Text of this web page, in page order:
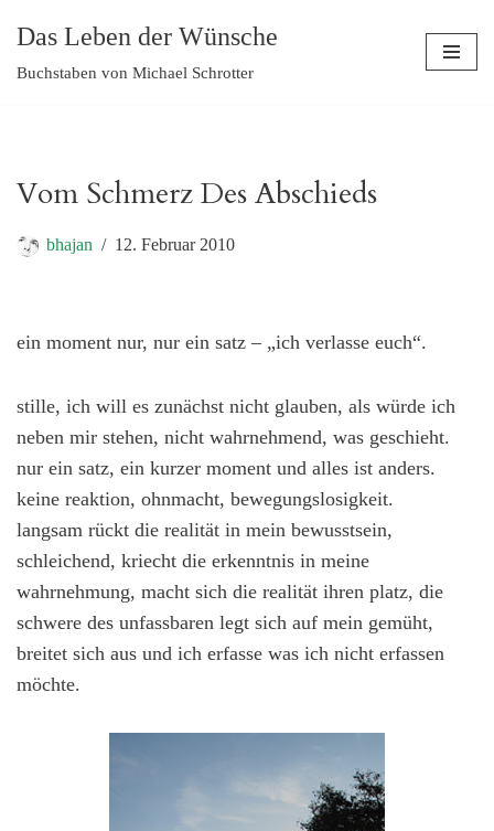
Zum
Das Leben der Wünsche
Buchstaben von Michael Schrotter
Vom Schmerz Des Abschieds
bhajan 12. Februar 2010
ein moment nur, nur ein satz – „ich verlasse euch“.
stille, ich will es zunächst nicht glauben, als würde ich
neben mir stehen, nicht wahrnehmend, was geschieht.
nur ein satz, ein kurzer moment und alles ist anders.
keine reaktion, ohnmacht, bewegungslosigkeit.
langsam rückt die realität in mein bewusstsein,
schleichend, kriecht die erkenntnis in meine
wahrnehmung, macht sich die realität ihren platz, die
schwere des unfassbaren legt sich auf mein gemüht,
breitet sich aus und ich erfasse was ich nicht erfassen
möchte.